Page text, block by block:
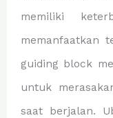
memiliki
memanfaatkan
guiding block
untuk
saat berjalan.